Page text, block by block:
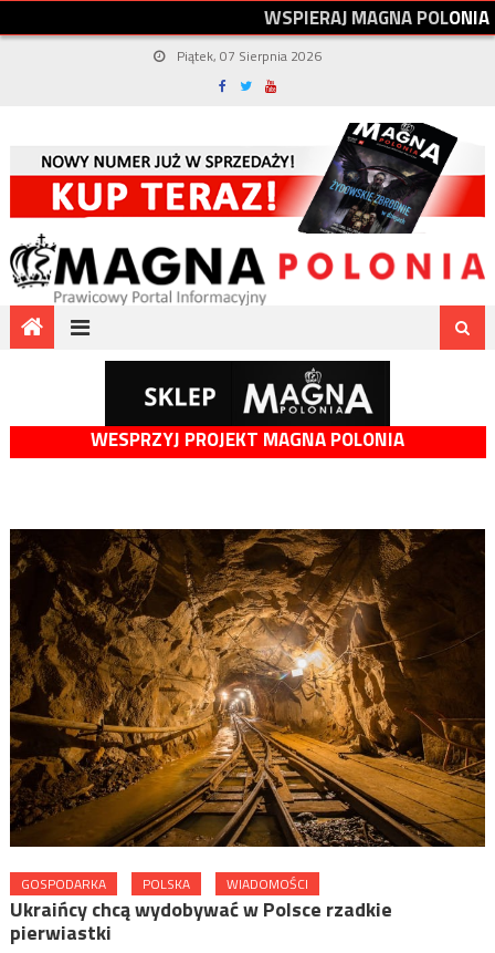
WSPIERAJMAGNAPOLONIA
Piątek, 07 Sierpnia 2026
WESPRZYJ PROJEKT MAGNA POLONIA
GOSPODARKA POLSKA WIADOMOŚCI
Ukraińcy chcą wydobywać w Polsce rzadkie
pierwiastki